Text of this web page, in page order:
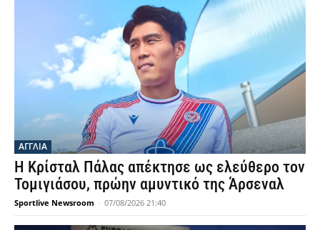
ΑΓΓΛΙΑ
Η Κρίσταλ Πάλας απέκτησε ως ελεύθερο τον
Τομιγιάσου, πρώην αμυντικό της Άρσεναλ
Sportlive Newsroom - 07/08/2026 21:40